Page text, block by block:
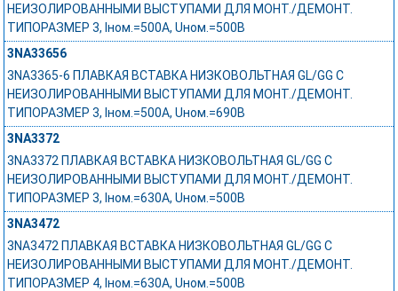
НЕИЗОЛИРОВАННЫМИ ВЫСТУПАМИ ДЛЯ МОНТ./ДЕМОНТ.
ТИПОРАЗМЕР 3, Iном.=500A, Uном.=500В
3NA33656
3NA3365-6 ПЛАВКАЯ ВСТАВКА НИЗКОВОЛЬТНАЯ GL/GG С
НЕИЗОЛИРОВАННЫМИ ВЫСТУПАМИ ДЛЯ МОНТ./ДЕМОНТ.
ТИПОРАЗМЕР 3, Iном.=500A, Uном.=690В
3NA3372
3NA3372 ПЛАВКАЯ ВСТАВКА НИЗКОВОЛЬТНАЯ GL/GG С
НЕИЗОЛИРОВАННЫМИ ВЫСТУПАМИ ДЛЯ МОНТ./ДЕМОНТ.
ТИПОРАЗМЕР 3, Iном.=630A, Uном.=500В
3NA3472
3NA3472 ПЛАВКАЯ ВСТАВКА НИЗКОВОЛЬТНАЯ GL/GG С
НЕИЗОЛИРОВАННЫМИ ВЫСТУПАМИ ДЛЯ МОНТ./ДЕМОНТ.
ТИПОРАЗМЕР 4, Iном.=630A, Uном.=500В